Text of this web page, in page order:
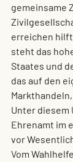
gemeinsame
erreichen
steht das
Staates und
das auf den
Unter
Ehrenamt im
vor
Vom